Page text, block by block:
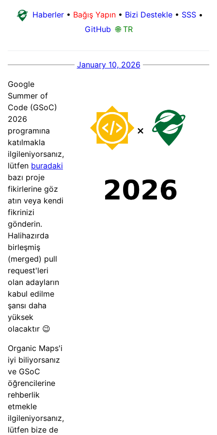
Haberler • Bağış Yapın • Bizi Destekle • SSS •
GitHub 🌐 TR
January 10, 2026
Google
Summer of
Code (GSoC)
2026
programına
katılmakla
ilgileniyorsanız,
lütfen buradaki
bazı proje
fikirlerine göz
atın veya kendi
fikrinizi
gönderin.
Halihazırda
birleşmiş
(merged) pull
request'leri
olan adayların
kabul edilme
şansı daha
yüksek
olacaktır 😉
Organic Maps'i
iyi biliyorsanız
ve GSoC
öğrencilerine
rehberlik
etmekle
ilgileniyorsanız,
lütfen bize de